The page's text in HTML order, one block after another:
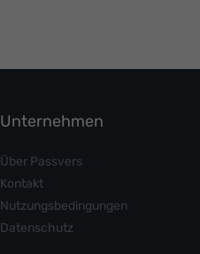
Unternehmen
Über Passvers
Kontakt
Nutzungsbedingungen
Datenschutz